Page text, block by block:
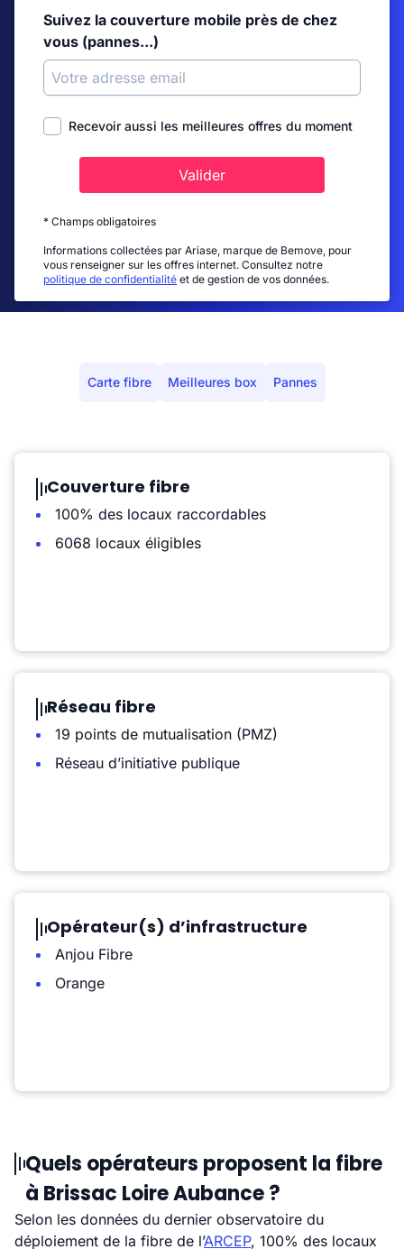
Suivez la couverture mobile près de chez
vous (pannes...)
Recevoir aussi les meilleures offres du moment
Valider
* Champs obligatoires
Informations collectées par Ariase, marque de Bemove, pour
vous renseigner sur les offres internet. Consultez notre
politique de confidentialité et de gestion de vos données.
Carte fibre Meilleures box Pannes
Couverture fibre
100% des locaux raccordables
6068 locaux éligibles
Réseau fibre
19 points de mutualisation (PMZ)
Réseau d’initiative publique
Opérateur(s) d’infrastructure
Anjou Fibre
Orange
Quels opérateurs proposent la fibre
à Brissac Loire Aubance ?
Selon les données du dernier observatoire du
déploiement de la fibre de l’ARCEP, 100% des locaux